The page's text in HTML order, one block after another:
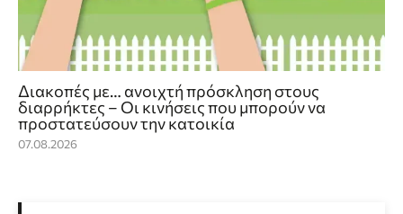
Διακοπές με… ανοιχτή πρόσκληση στους
διαρρήκτες – Οι κινήσεις που μπορούν να
προστατεύσουν την κατοικία
07.08.2026